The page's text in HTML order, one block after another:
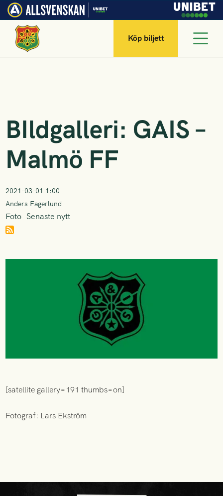
Köp biljett
BIldgalleri: GAIS –
Malmö FF
2021-03-01 1:00
Anders Fagerlund
Foto Senaste nytt
[satellite gallery=191 thumbs=on]
Fotograf: Lars Ekström